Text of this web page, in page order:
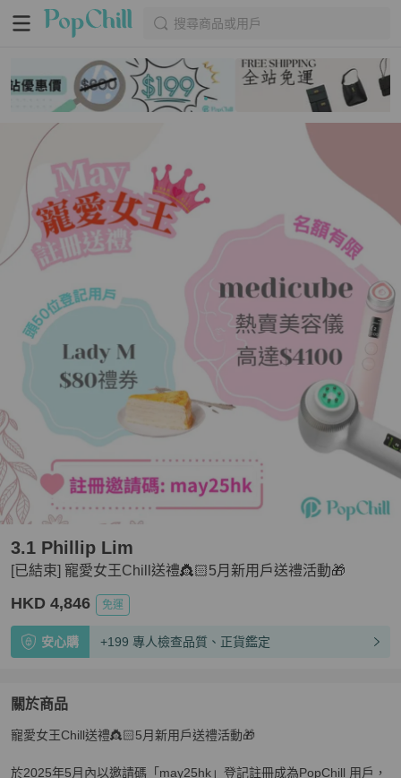
搜尋商品或用戶
[已結束] 寵愛女王Chill送禮👸🏻5月新用戶送禮活動🎁
3.1 Phillip Lim
HKD 4,846 免運
安心購 +199 專人檢查品質、正貨鑑定
關於商品
關於[已結束] 寵愛女王Chill送禮👸🏻5月新用戶送禮活動🎁
寵愛女王Chill送禮👸🏻5月新用戶送禮活動🎁
於2025年5月內以邀請碼「may25hk」登記註冊成為PopChill 用戶，